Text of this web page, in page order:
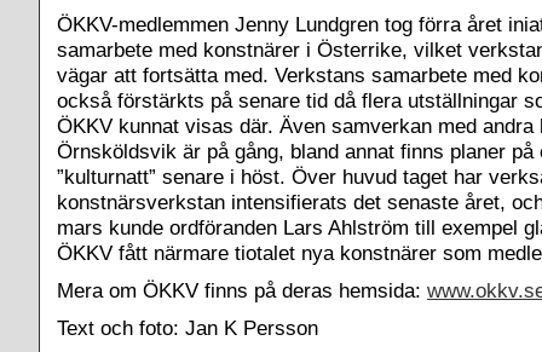
ÖKKV-medlemmen Jenny Lundgren tog förra året
samarbete med konstnärer i Österrike, vilket
vägar att fortsätta med. Verkstans samarbete med
också förstärkts på senare tid då flera utställningar
ÖKKV kunnat visas där. Även samverkan med andra
Örnsköldsvik är på gång, bland annat finns planer på
”kulturnatt” senare i höst. Över huvud taget har
konstnärsverkstan intensifierats det senaste året,
mars kunde ordföranden Lars Ahlström till exempel
ÖKKV fått närmare tiotalet nya konstnärer som
Mera om ÖKKV finns på deras hemsida:
Text och foto: Jan K Persson